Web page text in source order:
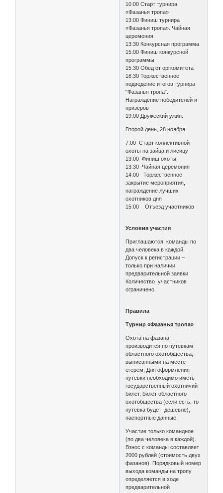
10:00 Старт турнира
«Фазанья тропа»
13:00 Финиш турнира
«Фазанья тропа». Чайная
церемония
13:30 Конкурсная программа
15:00 Финиш конкурсной
программы
15:30 Обед от оргкомитета
16:30 Торжественное
подведение итогов турнира
"Фазанья тропа".
Награждение победителей и
призеров
19:00 Дружеский ужин.
Второй день, 28 ноября
7:00 Старт коллективной
охоты на зайца и лисицу
13:00 Финиш охоты
13:30 Чайная церемония
14:00 Торжественное
закрытие мероприятия,
награждение лучших
охотников дня
15:00 Отъезд участников
Условия участия
Приглашаются команды по
два человека в каждой.
Допуск к регистрации –
только при наличии
предварительной заявки.
Количество участников
ограничено.
Правила
Турнир «Фазанья тропа»
Охота на фазана
производится по путевкам
областного охотобщества,
выписанными на месте
егерем. Для оформления
путёвки необходимо иметь
государственный охотничий
билет, билет областного
охотобщества (если есть, то
путёвка будет дешевле),
паспортные данные.
Участие только командное
(по два человека в каждой).
Взнос с команды составляет
2000 рублей (стоимость двух
фазанов). Порядковый номер
выхода команды на тропу
определяется в ходе
предварительной